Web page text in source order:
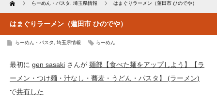
Home らーめん・パスタ 埼玉県情報 はまぐりラーメン（蓮田市 ひのでや）
はまぐりラーメン（蓮田市 ひのでや）
らーめん・パスタ 埼玉県情報 らーめん
最初に gen sasaki さんが 麺部【食べた麺をアップしよう】【ラ
ーメン・つけ麺・汁なし・蕎麦・うどん・パスタ】 (ラーメン)
で共有した